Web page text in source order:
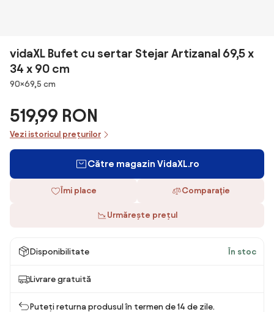
vidaXL Bufet cu sertar Stejar Artizanal 69,5 x
34 x 90 cm
Dimensiuni
90×69,5 cm
519,99 RON
Vezi istoricul prețurilor
Către magazin VidaXL.ro
Îmi place Comparaţie
Urmărește prețul
Disponibilitate În stoc
Livrare gratuită
Puteți returna produsul în termen de 14 de zile.